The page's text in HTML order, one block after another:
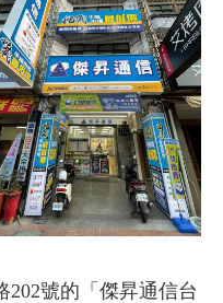
202號的「傑昇通信台